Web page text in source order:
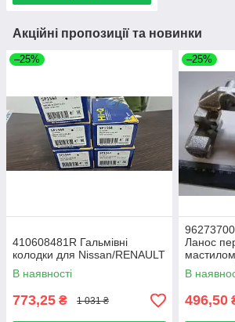
Акційні пропозиції та новинки
–25%
410608481R Гальмівні
колодки для Nissan/RENAULT
В наявності
773,25 ₴ 1 031 ₴
–25%
Ланос
В
496,50